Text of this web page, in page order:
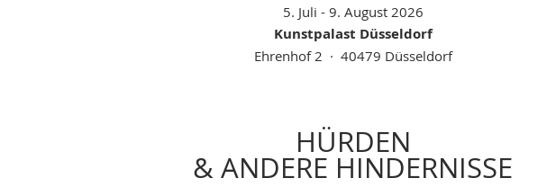
5. Juli - 9. August 2026
Kunstpalast Düsseldorf
Ehrenhof 2 · 40479 Düsseldorf
HÜRDEN
& ANDERE HINDERNISSE